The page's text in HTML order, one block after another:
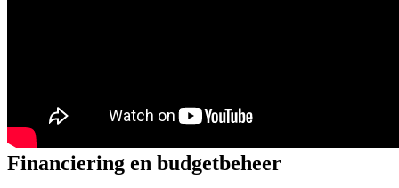
Financiering en budgetbeheer